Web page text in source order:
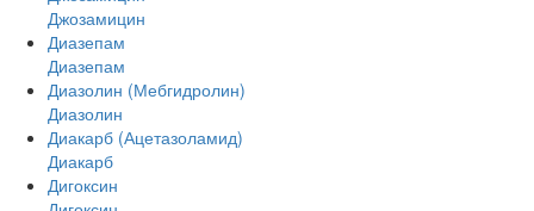
Джозамицин
Диазепам
Диазепам
Диазолин (Мебгидролин)
Диазолин
Диакарб (Ацетазоламид)
Диакарб
Дигоксин